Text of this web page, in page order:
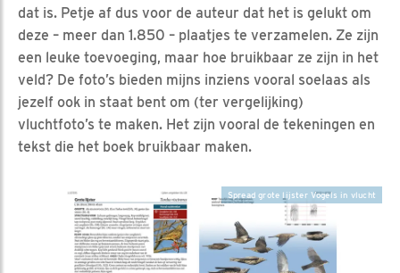
dat is. Petje af dus voor de auteur dat het is gelukt om
deze – meer dan 1.850 – plaatjes te verzamelen. Ze zijn
een leuke toevoeging, maar hoe bruikbaar ze zijn in het
veld? De foto’s bieden mijns inziens vooral soelaas als
jezelf ook in staat bent om (ter vergelijking)
vluchtfoto’s te maken. Het zijn vooral de tekeningen en
tekst die het boek bruikbaar maken.
Spread grote lijster Vogels in vlucht